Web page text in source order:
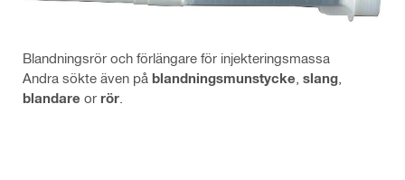
Blandningsrör och förlängare för injekteringsmassa
Andra sökte även på blandningsmunstycke slang
blandare or rör